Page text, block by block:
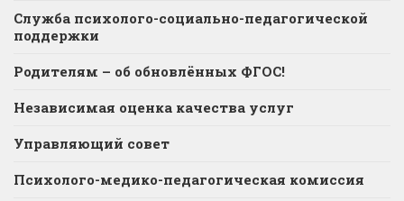
Служба психолого-социально-педагогической
поддержки
Родителям – об обновлённых ФГОС!
Независимая оценка качества услуг
Управляющий совет
Психолого-медико-педагогическая комиссия